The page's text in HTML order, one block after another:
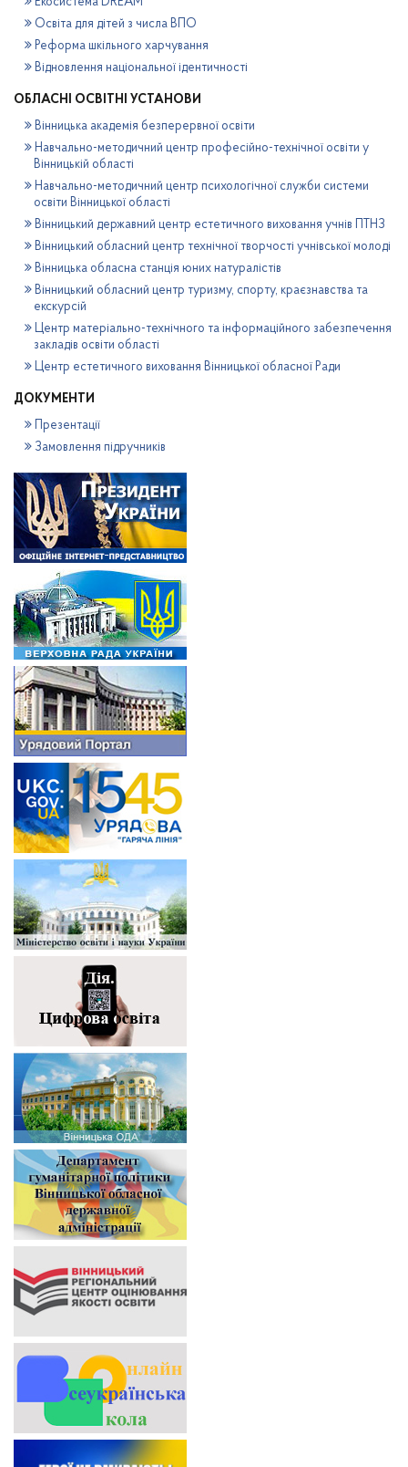
Освіта для дітей з числа ВПО
Реформа шкільного харчування
Відновлення національної ідентичності
ОБЛАСНІ ОСВІТНІ УСТАНОВИ
Вінницька академія безперервної освіти
Навчально-методичний центр професійно-технічної освіти у
Вінницькій області
Навчально-методичний центр психологічної служби системи
освіти Вінницької області
Вінницький державний центр естетичного виховання учнів ПТНЗ
Вінницький обласний центр технічної творчості учнівської молоді
Вінницька обласна станція юних натуралістів
Вінницький обласний центр туризму, спорту, краєзнавства та
екскурсій
Центр матеріально-технічного та інформаційного забезпечення
закладів освіти області
Центр естетичного виховання Вінницької обласної Ради
ДОКУМЕНТИ
Презентації
Замовлення підручників